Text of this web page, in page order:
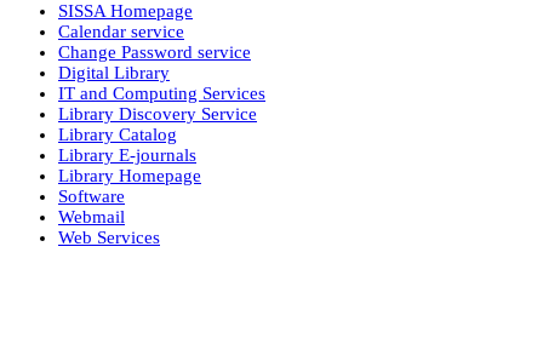
SISSA Homepage
Calendar service
Change Password service
Digital Library
IT and Computing Services
Library Discovery Service
Library Catalog
Library E-journals
Library Homepage
Software
Webmail
Web Services